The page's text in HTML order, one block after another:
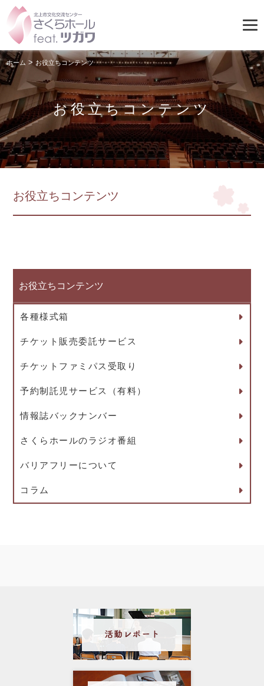
お役立ちコンテンツ
ホーム > お役立ちコンテンツ
お役立ちコンテンツ
各種様式箱
チケット販売委託サービス
チケットファミパス受取り
予約制託児サービス（有料）
情報誌バックナンバー
さくらホールのラジオ番組
バリアフリーについて
コラム
お役立ちコンテンツ